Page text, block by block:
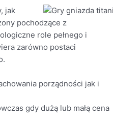
jak
pochodzące z
role pełnego i
zarówno postaci
porządności jak i
gdy dużą lub małą cena